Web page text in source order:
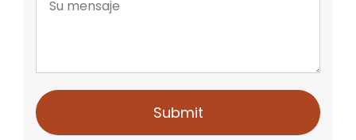
Submit